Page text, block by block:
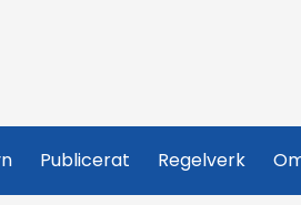
Publicerat Regelverk